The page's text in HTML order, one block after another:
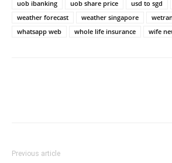
uob ibanking
uob share price usd to sgd
weather forecast
weather singapore
whatsapp web
whole life insurance wife
Previous article